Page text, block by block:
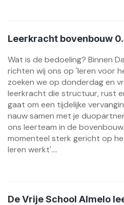
Leerkracht bovenbouw
Wat is de bedoeling? Binnen
richten wij ons op 'leren voor
zoeken we op donderdag en
leerkracht die structuur, rust
gaat om een tijdelijke
nauw samen met je
ons leerteam in de
momenteel sterk gericht op
leren werkt'....
De Vrije School Almelo